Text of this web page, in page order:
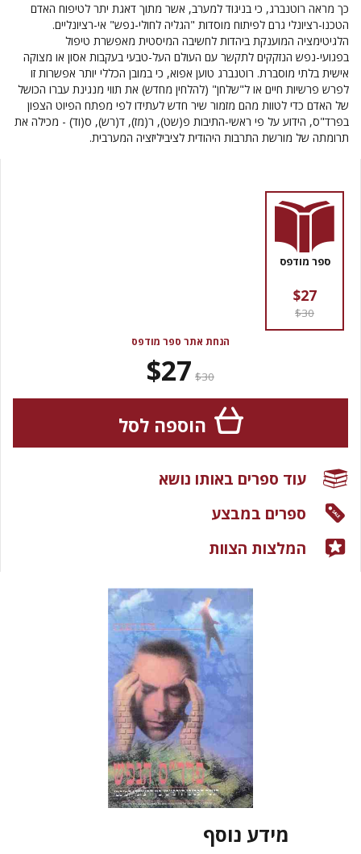
מידע נוסף
כך מראה רוטנברג, כי בניגוד למערב, אשר מתוך דאגת יתר לטיפוח האדם
הטכנו-רציונלי גרם לפיתוח מוסדות "הגליה לחולי-נפש" אי-רציונליים.
הלגיטימציה המוענקת ביהדות לחשיבה המיסטית מאפשרת טיפול
בפגועי-נפש הנזקקים לתקשר עם העולם העל-טבעי בעקבות אסון או מצוקה
אישית בלתי מוסברת. רוטנברג טוען אפוא, כי במובן הכללי יותר אפשרות זו
לפרש פרשיות חיים או ל"שלחן" (להלחין מחדש) את תווי מנגינת עברו הכושל
של האדם כדי לטוות מהם מזמור שיר חדש לעתידו לפי מפתח הפיוט הצפון
בפרד"ס, הידוע על פי ראשי-התיבות פ(שט), ר(מז), ד(רש), ס(וד) - מכילה את
תרומתה של מורשת התרבות היהודית לציביליזציה המערבית.
ספר מודפס
$27
$30
הנחת אתר ספר מודפס
$30
$27
הוספה לסל
עוד ספרים באותו נושא
ספרים במבצע
המלצות הצוות